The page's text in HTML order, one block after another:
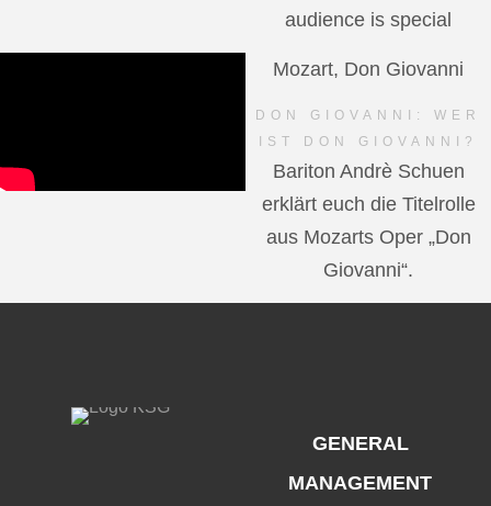
audience is special
Mozart, Don Giovanni
DON GIOVANNI: WER
IST DON GIOVANNI?
Bariton Andrè Schuen
erklärt euch die Titelrolle
aus Mozarts Oper „Don
Giovanni“.
GENERAL
MANAGEMENT